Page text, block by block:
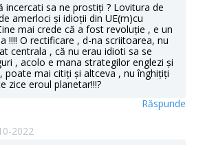
incercati sa ne prostiți ? Lovitura de
amerloci și idioții din UE(m)cu
mai crede că a fost revoluție , e un
!!!! O rectificare , d-na scriitoarea, nu
centrala , că nu erau idioti sa se
, acolo e mana strategilor englezi și
poate mai citiți și altceva , nu înghițiți
zice eroul planetar!!!?
Răspunde
2022